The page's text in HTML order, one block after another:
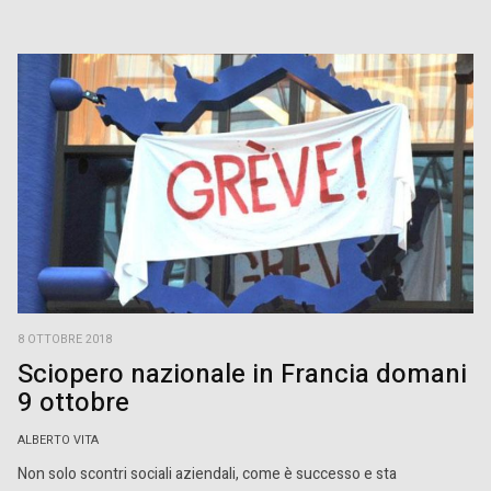
8 OTTOBRE 2018
Sciopero nazionale in Francia domani
9 ottobre
ALBERTO VITA
Non solo scontri sociali aziendali, come è successo e sta